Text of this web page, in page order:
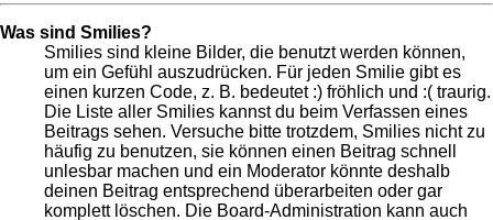
Was sind Smilies?
Smilies sind kleine Bilder, die benutzt werden können,
um ein Gefühl auszudrücken. Für jeden Smilie gibt es
einen kurzen Code, z. B. bedeutet :) fröhlich und :( traurig.
Die Liste aller Smilies kannst du beim Verfassen eines
Beitrags sehen. Versuche bitte trotzdem, Smilies nicht zu
häufig zu benutzen, sie können einen Beitrag schnell
unlesbar machen und ein Moderator könnte deshalb
deinen Beitrag entsprechend überarbeiten oder gar
komplett löschen. Die Board-Administration kann auch